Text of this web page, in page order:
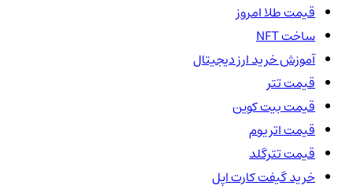
قیمت طلا امروز
ساخت NFT
آموزش خرید ارز دیجیتال
قیمت تتر
قیمت بیت کوین
قیمت اتریوم
قیمت تترگلد
خرید گیفت کارت اپل